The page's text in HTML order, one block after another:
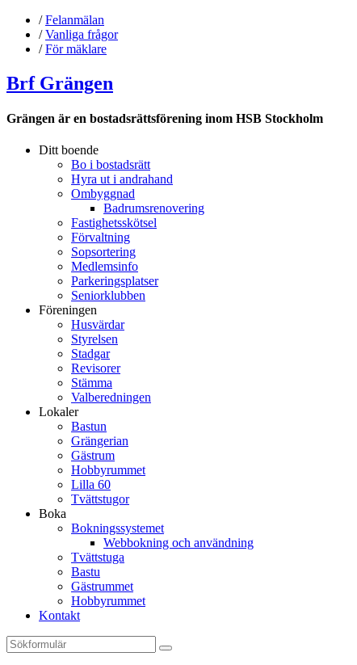
/Felanmälan
/Vanliga frågor
/För mäklare
Brf Grängen
Grängen är en bostadsrättsförening inom HSB Stockholm
Ditt boende
Bo i bostadsrätt
Hyra ut i andrahand
Ombyggnad
Badrumsrenovering
Fastighetsskötsel
Förvaltning
Sopsortering
Medlemsinfo
Parkeringsplatser
Seniorklubben
Föreningen
Husvärdar
Styrelsen
Stadgar
Revisorer
Stämma
Valberedningen
Lokaler
Bastun
Grängerian
Gästrum
Hobbyrummet
Lilla 60
Tvättstugor
Boka
Bokningssystemet
Webbokning och användning
Tvättstuga
Bastu
Gästrummet
Hobbyrummet
Kontakt